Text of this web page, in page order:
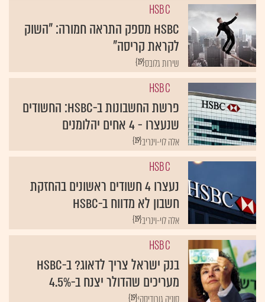
HSBC
HSBC מספק התראה חמורה: "השוק
לקראת קריסה"
{19}שירות גלובס
HSBC
פרשת החשבונות ב-HSBC: החשודים
שנעצרו - 4 אחים יהלומנים
{19}אלה לוי-וינריב
HSBC
נעצרו 4 חשודים ראשונים בהחזקת
חשבון לא מדווח ב-HSBC
{19}אלה לוי-וינריב
HSBC
בנק ישראל צריך לדאוג? ב-HSBC
מעריכים שהדולר יצנח ב-4.5%
{19}